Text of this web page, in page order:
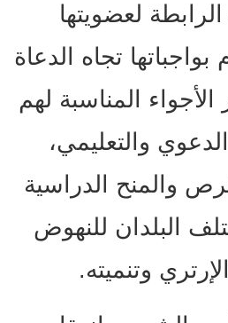
لعضويتها
بواجباتها تجاه الدعاة
الأجواء المناسبة لهم
والتعليمي،
والمنح الدراسية
البلدان للنهوض
وتنميته.